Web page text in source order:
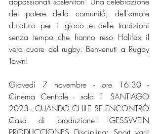
del potere della comunità, dell'amore
duraturo per il gioco e delle tradizioni
senza tempo che hanno reso Halifax il
vero cuore del rugby. Benvenuti a Rugby
Town!
Giovedì 7 novembre - ore 16.30 -
Cinema Centrale - sala 1 SANTIAGO
2023 - CUANDO CHILE SE ENCONTRÓ
Casa di produzione: GESSWEIN